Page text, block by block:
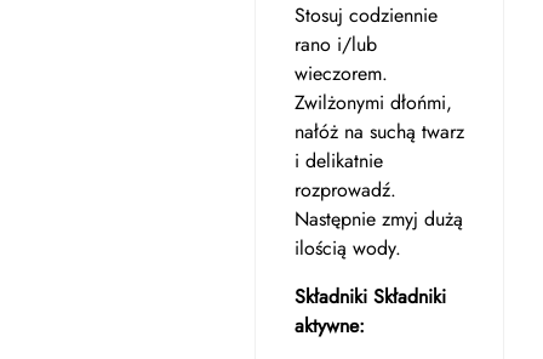
Stosuj codziennie
rano i/lub
wieczorem.
Zwilżonymi dłońmi,
nałóż na suchą twarz
i delikatnie
rozprowadź.
Następnie zmyj dużą
ilością wody.
Składniki Składniki
aktywne: